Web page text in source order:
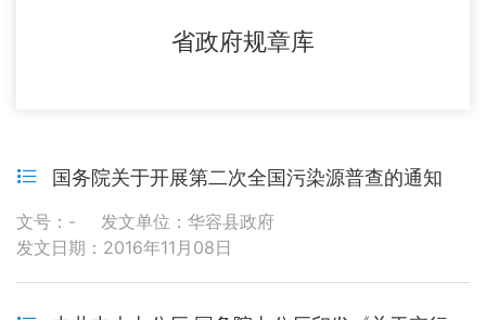
省政府规章库
国务院关于开展第二次全国污染源普查的通知
文号：-
发文单位：华容县政府
发文日期：2016年11月08日